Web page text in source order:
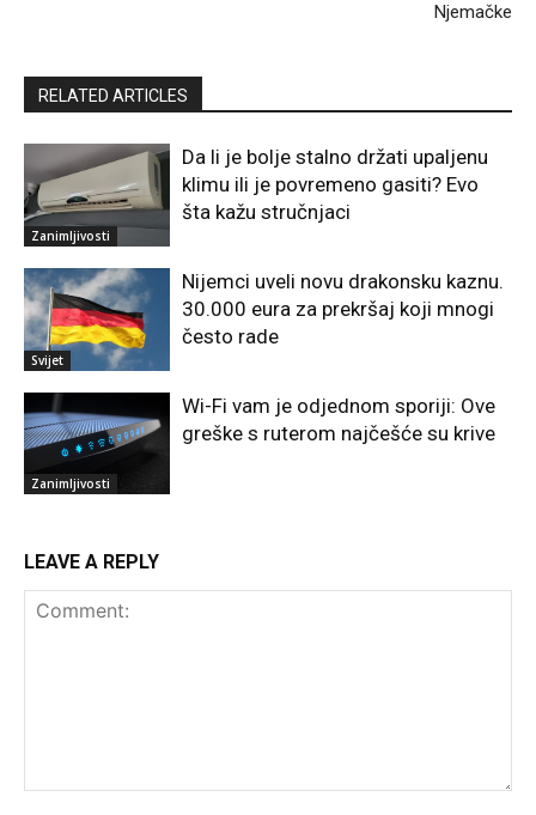
Njemačke
RELATED ARTICLES
Zanimljivosti
Da li je bolje stalno držati upaljenu
klimu ili je povremeno gasiti? Evo
šta kažu stručnjaci
Svijet
Nijemci uveli novu drakonsku kaznu.
30.000 eura za prekršaj koji mnogi
često rade
Zanimljivosti
Wi-Fi vam je odjednom sporiji: Ove
greške s ruterom najčešće su krive
LEAVE A REPLY